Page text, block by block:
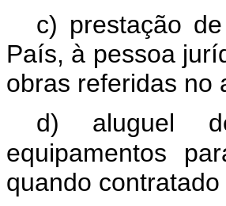
c) prestação
País, à pessoa
obras referidas no
d) aluguel
equipamentos
quando